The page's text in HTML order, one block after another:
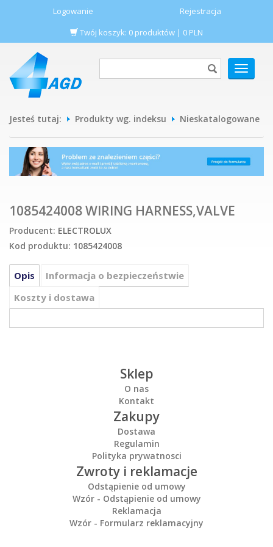
Logowanie
Rejestracja
Twój koszyk: 0 produktów | 0 PLN
POKAŻ
MENU
Jesteś tutaj: Produkty wg. indeksu Nieskatalogowane
1085424008 WIRING HARNESS,VALVE
Producent: ELECTROLUX
Kod produktu: 1085424008
Opis
Informacja o bezpieczeństwie
Koszty i dostawa
Sklep
O nas
Kontakt
Zakupy
Dostawa
Regulamin
Polityka prywatnosci
Zwroty i reklamacje
Odstąpienie od umowy
Wzór - Odstąpienie od umowy
Reklamacja
Wzór - Formularz reklamacyjny